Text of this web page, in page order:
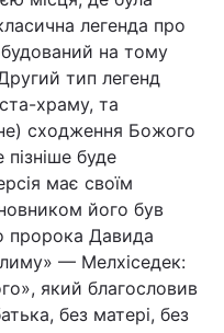
Думки
легенда про
на тому
тип легенд
храму, та
сходження Божого
буде
має своїм
його був
пророка Давида
— Мелхіседек:
який благословив
без матері, без